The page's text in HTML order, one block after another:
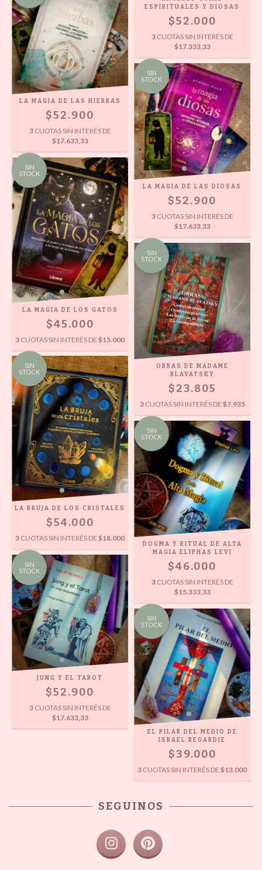
ESPIRITUALES Y DIOSAS
$52.000
3 CUOTAS SIN INTERÉS DE
$17.333,33
LA MAGIA DE LAS HIERBAS
$52.900
3 CUOTAS SIN INTERÉS DE
$17.633,33
SIN
STOCK
LA MAGIA DE LAS DIOSAS
$52.900
3 CUOTAS SIN INTERÉS DE
$17.633,33
SIN
STOCK
LA MAGIA DE LOS GATOS
$45.000
3 CUOTAS SIN INTERÉS DE $15.000
SIN
STOCK
OBRAS DE MADAME
BLAVATSKY
$23.805
3 CUOTAS SIN INTERÉS DE $7.935
SIN
STOCK
LA BRUJA DE LOS CRISTALES
$54.000
3 CUOTAS SIN INTERÉS DE $18.000
SIN
STOCK
DOGMA Y RITUAL DE ALTA
MAGIA ELIPHAS LEVI
$46.000
3 CUOTAS SIN INTERÉS DE
$15.333,33
SIN
STOCK
JUNG Y EL TAROT
$52.900
3 CUOTAS SIN INTERÉS DE
$17.633,33
SIN
STOCK
EL PILAR DEL MEDIO DE
ISRAEL REGARDIE
$39.000
3 CUOTAS SIN INTERÉS DE $13.000
SEGUINOS